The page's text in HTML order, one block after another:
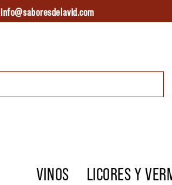
info@saboresdelavid.com
VINOS LICORES Y